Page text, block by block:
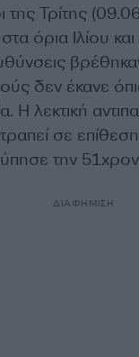
Τρίτης
όρια Ιλίου
δεν έκανε
Η λεκτική
σε
την
ΔΙΑΦΗΜΙΣΗ